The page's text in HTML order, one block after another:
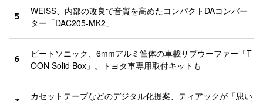
5
WEISS、内部の改良で音質を高めたコンパクトDAコンバー
ター「DAC205-MK2」
6
ビートソニック、6mmアルミ筐体の車載サブウーファー「T
OON Solid Box」。トヨタ車専用取付キットも
カセットテープなどのデジタル化提案、ティアックが「思い